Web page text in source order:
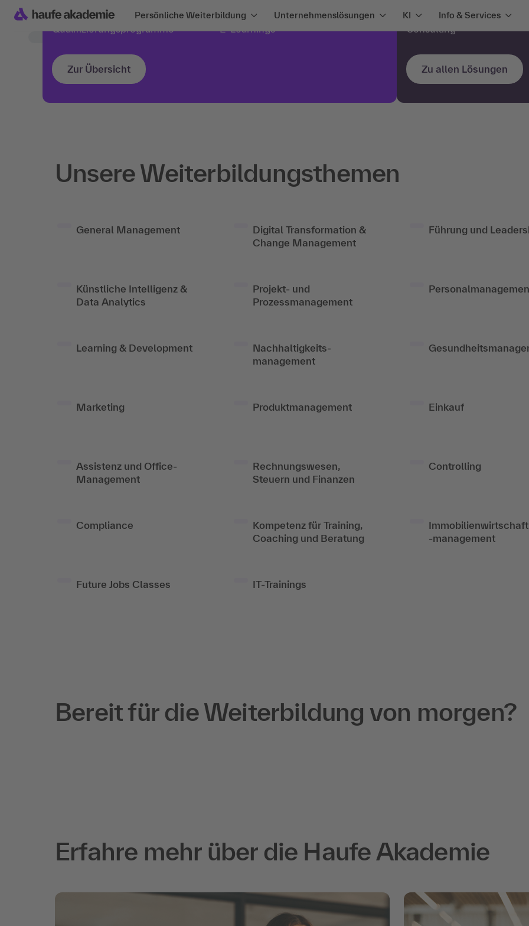
Persönliche Weiterbildung Unternehmenslösungen KI Info & Services
Qualifizierungs­programme E-Learnings
Zur Übersicht
Consulting
Zu allen Lösungen
Unsere Weiterbildungsthemen
General Management
Digital Transformation &
Change Management
Führung und
Künstliche Intelligenz &
Data Analytics
Projekt- und
Prozessmanagement
Learning & Development
Nachhaltigkeits­
management
Marketing Produktmanagement Einkauf
Assistenz und Office-
Management
Rechnungswesen,
Steuern und Finanzen
Controlling
Compliance
Kompetenz für Training,
Coaching und Beratung
-management
Future Jobs Classes IT-Trainings
Bereit für die Weiterbildung von morgen?
weiterbringen
Jahren
Erfahre mehr über die Haufe Akademie